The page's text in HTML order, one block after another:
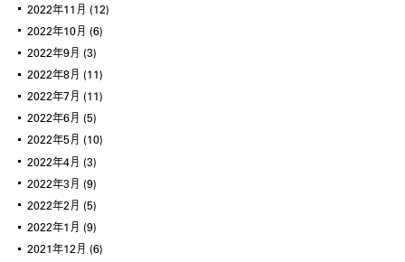
2022年11月 (12)
2022年10月 (6)
2022年9月 (3)
2022年8月 (11)
2022年7月 (11)
2022年6月 (5)
2022年5月 (10)
2022年4月 (3)
2022年3月 (9)
2022年2月 (5)
2022年1月 (9)
2021年12月 (6)